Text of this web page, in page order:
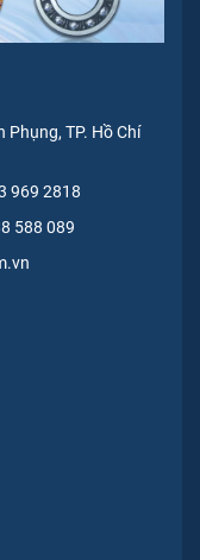
TP. Hồ Chí
969 2818
588 089